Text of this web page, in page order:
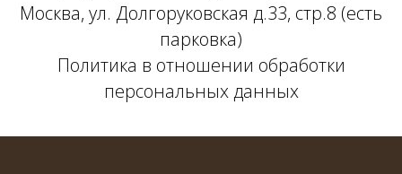
Москва, ул. Долгоруковская д.33, стр.8 (есть
парковка)
Политика в отношении обработки
персональных данных